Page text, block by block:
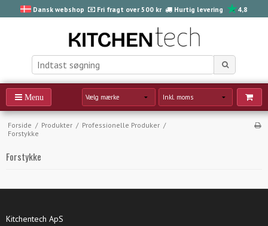
Dansk webshop Fri fragt over 500 kr Hurtig levering 4,8
Forside / Produkter / Professionelle Produker /
Forstykke
Forstykke
Kitchentech ApS